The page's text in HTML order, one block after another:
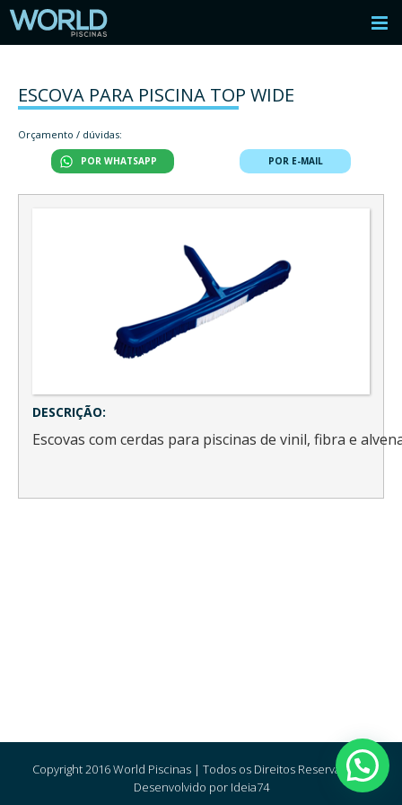
Copyright 2016 World Piscinas | Todos os Direitos Reservados |
Desenvolvido por Ideia74
ESCOVA PARA PISCINA TOP WIDE
Orçamento / dúvidas:
POR WHATSAPP POR E-MAIL
DESCRIÇÃO:
Escovas com cerdas para piscinas de vinil, fibra e